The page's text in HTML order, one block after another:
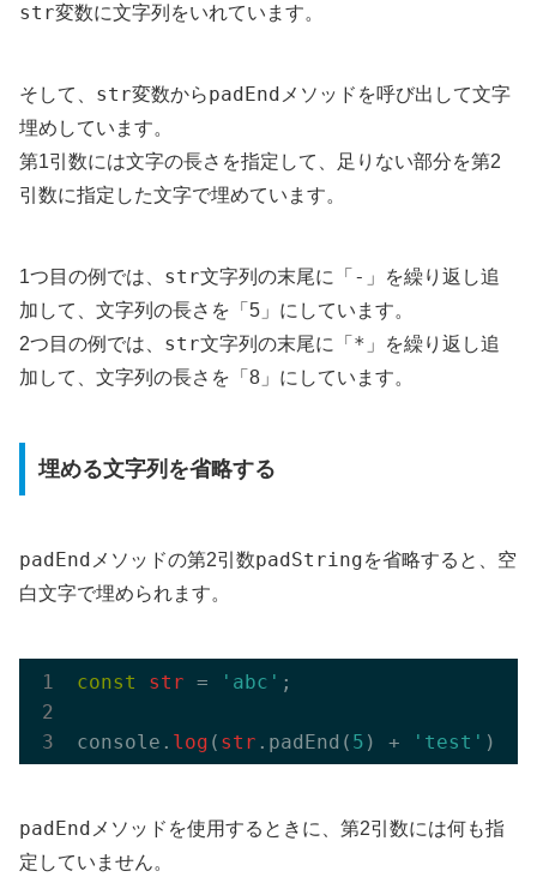
str変数に文字列をいれています。
そして、 str変数からpadEnd メソッドを呼び出して文字
埋めしています。
第1引数には文字の長さを指定して、足りない部分を第2
引数に指定した文字で埋めています。
1つ目の例では、 str文字列の末尾に「 - 」を繰り返し追
加して、文字列の長さを「5」にしています。
2つ目の例では、 str文字列の末尾に「 * 」を繰り返し追
加して、文字列の長さを「8」にしています。
埋める文字列を省略する
padEnd メソッドの第2引数padStringを省略すると、空
白文字で埋められます。
const str = 'abc' ;
console. log ( str .padEnd( 5 ) + 'test' );
padEnd メソッドを使用するときに、第2引数には何も指
定していません。